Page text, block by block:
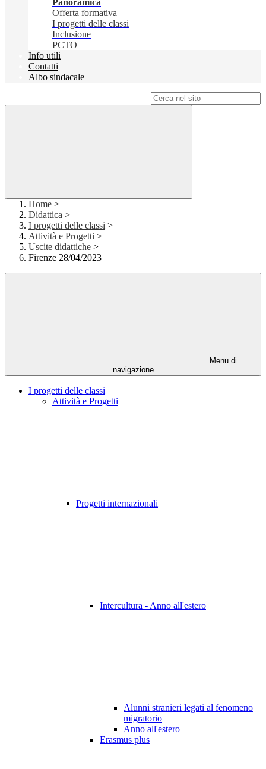
Panoramica
Offerta formativa
I progetti delle classi
Inclusione
PCTO
Info utili
Contatti
Albo sindacale
Home >
Didattica >
I progetti delle classi >
Attività e Progetti >
Uscite didattiche >
Firenze 28/04/2023
Menu di
navigazione
I progetti delle classi
Attività e Progetti
Progetti internazionali
Intercultura - Anno all'estero
Alunni stranieri legati al fenomeno
migratorio
Anno all'estero
Erasmus plus